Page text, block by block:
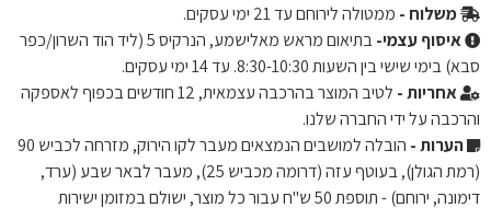
משלוח - ממטולה לירוחם עד 21 ימי עסקים.
איסוף עצמי-
בתיאום מראש מאלישמע, הנרקיס 5 (ליד הוד השרון/כפר
סבא) בימי שישי בין השעות 8:30-10:30. עד 14 ימי עסקים.
אחריות -
לטיב המוצר בהרכבה עצמאית, 12 חודשים בכפוף לאספקה ​​
והרכבה על ידי החברה שלנו.
הערות -
הובלה למושבים הנמצאים מעבר לקו הירוק, מזרחה לכביש 90
(רמת הגולן), בעוטף עזה (דרומה מכביש 25), מעבר לבאר שבע (ערד,
דימונה, ירוחם) - תוספת 50 ש"ח עבור כל מוצר, ישולם במזומן ישירות